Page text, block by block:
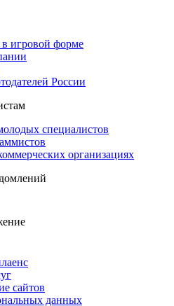
игровой форме
России
специалистов
организациях
сайтов
данных